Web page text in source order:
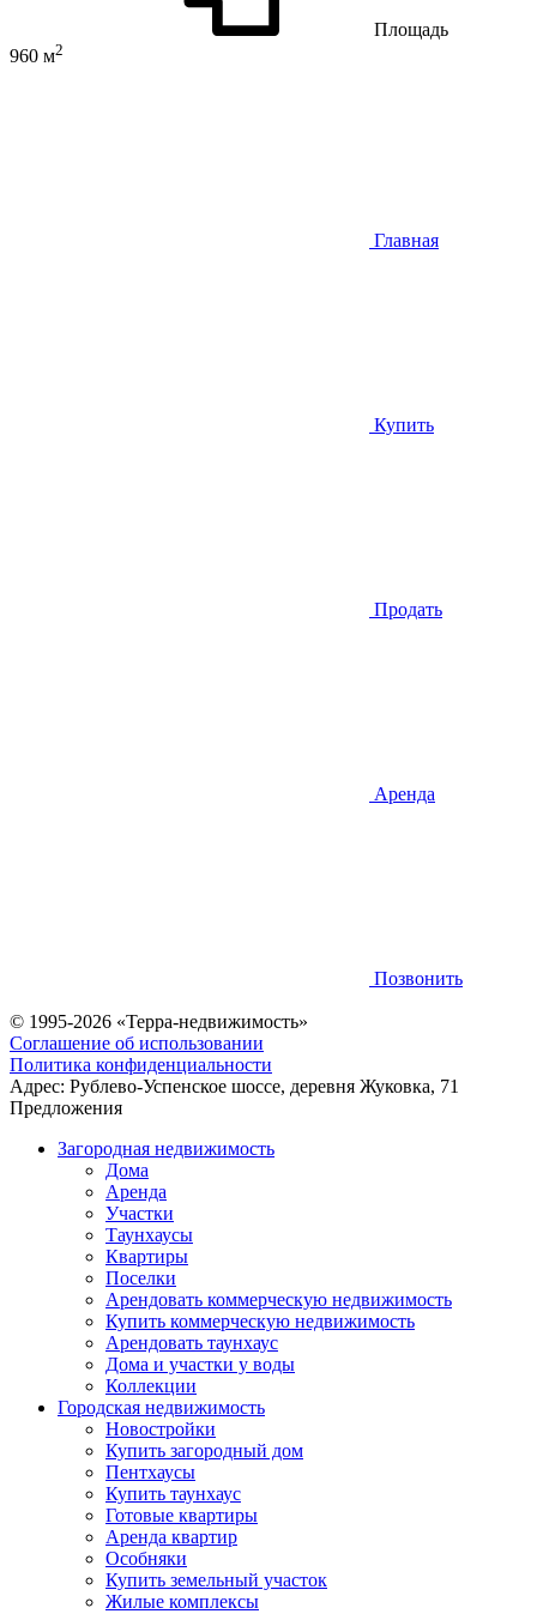
Площадь
960 м2
Главная
Купить
Продать
Аренда
Позвонить
© 1995-2026 «Терра-недвижимость»
Соглашение об использовании
Политика конфиденциальности
Адрес: Рублево-Успенское шоссе, деревня Жуковка, 71
Предложения
Загородная недвижимость
Дома
Аренда
Участки
Таунхаусы
Квартиры
Поселки
Арендовать коммерческую недвижимость
Купить коммерческую недвижимость
Арендовать таунхаус
Дома и участки у воды
Коллекции
Городская недвижимость
Новостройки
Купить загородный дом
Пентхаусы
Купить таунхаус
Готовые квартиры
Аренда квартир
Особняки
Купить земельный участок
Жилые комплексы